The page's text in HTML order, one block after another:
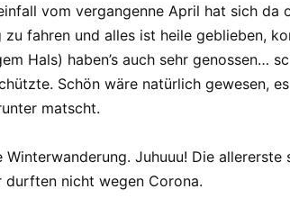
vom vergangenne April hat sich
fahren und alles ist heile geblieben,
Hals) haben’s auch sehr genossen…
Schön wäre natürlich gewesen,
matscht.
Juhuuu! Die
durften nicht wegen Corona.